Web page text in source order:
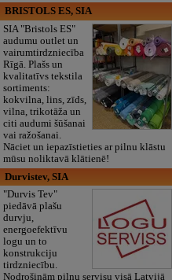
BRISTOLS ES, SIA
SIA "Bristols ES"
audumu outlet un
vairumtirdzniecība
Rīgā. Plašs un
kvalitatīvs tekstila
sortiments:
kokvilna, lins, zīds,
vilna, trikotāža un
citi audumi šūšanai
vai ražošanai.
Nāciet un iepazīstieties ar pilnu klāstu
mūsu noliktavā klātienē!
Durvistev, SIA
"Durvis Tev"
piedāvā plašu
durvju,
energoefektīvu
logu un to
konstrukciju
tirdzniecību.
Nodrošinām pilnu servisu visā Latvijā